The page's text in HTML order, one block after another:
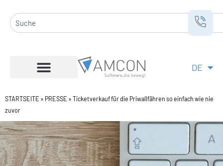
Inhalt
springen
Suche
DE
EN
STARTSEITE » PRESSE » Ticketverkauf für die Priwallfähren so einfach wie nie
zuvor